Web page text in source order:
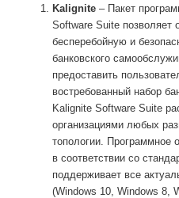
Kalignite – Пакет
Software Suite позволяет
бесперебойную и
банковского
предоставить
востребованный набор
Kalignite Software Suite
организациями любых
топологии. Программное
в соответствии со
поддерживает все
(Windows 10, Windows 8,